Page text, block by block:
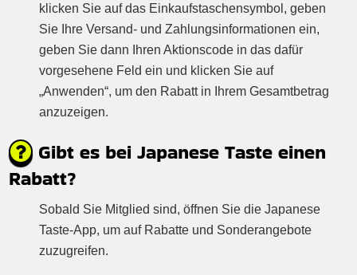
klicken Sie auf das Einkaufstaschensymbol, geben
Sie Ihre Versand- und Zahlungsinformationen ein,
geben Sie dann Ihren Aktionscode in das dafür
vorgesehene Feld ein und klicken Sie auf
„Anwenden“, um den Rabatt in Ihrem Gesamtbetrag
anzuzeigen.
Gibt es bei Japanese Taste einen
Rabatt?
Sobald Sie Mitglied sind, öffnen Sie die Japanese
Taste-App, um auf Rabatte und Sonderangebote
zuzugreifen.